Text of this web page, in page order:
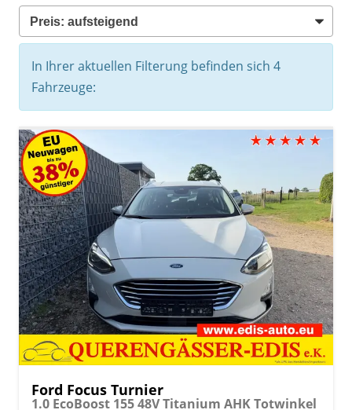
In Ihrer aktuellen Filterung befinden sich 4
Fahrzeuge:
Ford Focus Turnier
1.0 EcoBoost 155 48V Titanium AHK Totwinkel